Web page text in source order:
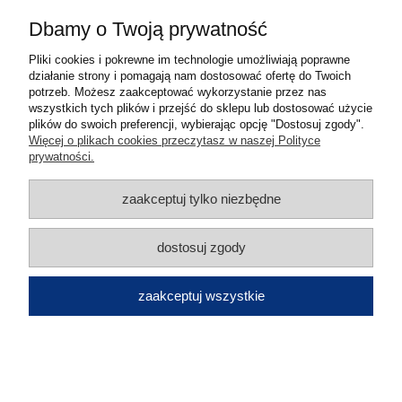
O nas
pokaż pełną wersję strony
Sklep internetowy Shoper.pl
Dbamy o Twoją prywatność
Pliki cookies i pokrewne im technologie umożliwiają poprawne
działanie strony i pomagają nam dostosować ofertę do Twoich
potrzeb. Możesz zaakceptować wykorzystanie przez nas
wszystkich tych plików i przejść do sklepu lub dostosować użycie
plików do swoich preferencji, wybierając opcję "Dostosuj zgody".
Więcej o plikach cookies przeczytasz w naszej Polityce
prywatności.
zaakceptuj tylko niezbędne
dostosuj zgody
zaakceptuj wszystkie